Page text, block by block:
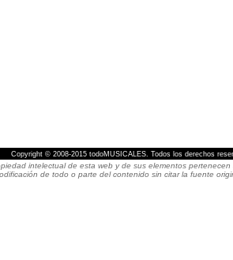
Copyright © 2008-2015 todoMUSICALES. Todos los derechos
intelectual de esta web y de sus elementos
de todo o parte del contenido sin citar la fuente